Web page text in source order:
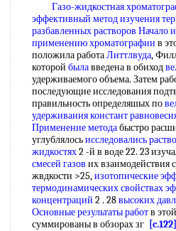
Газо-жидкостная
эффективный методизучения
разбавленных растворов Начало
применению хроматографии в
положила работаЛиттлвуда,
которой былавведена в обиход
удерживаемого объема. Затем
последующие исследования
правильность определяшых по
удерживанияконстант
Применение методабыстро
углублялосьисследовались
жидкостях2 -й в воде 22. 23
смесей газов их взаимодействия
жвдкости >25,изотопические
термодинамических свойствах
концентраций 2 . 28высоких
Основные результаты работв
суммированы в обзорах зг [c.122]